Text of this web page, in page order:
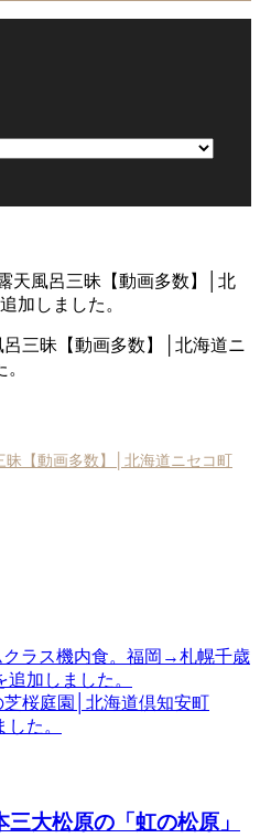
天風呂三昧【動画多数】│北
加しました。
三昧【動画多数】│北海道ニ
昧【動画多数】│北海道ニセコ町
ラス機内食。福岡→札幌千歳
加しました。
桜庭園│北海道倶知安町
た。
三大松原の「虹の松原」